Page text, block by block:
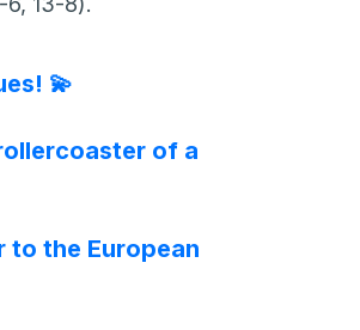
💫
of a
to the European